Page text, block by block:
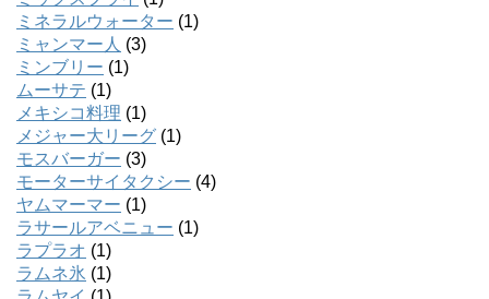
ミネラルウォーター (1)
ミャンマー人 (3)
ミンブリー (1)
ムーサテ (1)
メキシコ料理 (1)
メジャー大リーグ (1)
モスバーガー (3)
モーターサイタクシー (4)
ヤムマーマー (1)
ラサールアベニュー (1)
ラプラオ (1)
ラムネ氷 (1)